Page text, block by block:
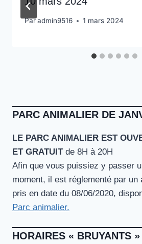
Paradmin9516 1 mars 2024
PARC ANIMALIER DE
LE PARC ANIMALIER EST
ET GRATUITde 8H à 20H
Afin que vous puissiez y passer
moment, il est réglementé par un
pris en date du 08/06/2020,
Parc animalier.
HORAIRES « BRUYANTS